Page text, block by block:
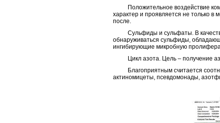
Положительное воздействие
характер и проявляется не только в
после.
Сульфиды и сульфаты. В
обнаруживаться сульфиды,
ингибирующие микробную
Цикл азота. Цель – получение
Благоприятным считается
актиномицеты, псевдомонады,